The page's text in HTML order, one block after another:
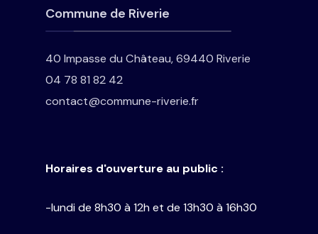
Commune de Riverie
40 Impasse du Château, 69440 Riverie
04 78 81 82 42
contact@commune-riverie.fr
Horaires d'ouverture au public :
-lundi de 8h30 à 12h et de 13h30 à 16h30